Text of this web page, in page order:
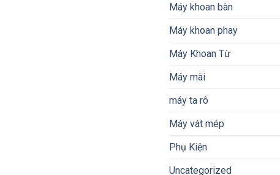
Máy khoan bàn
Máy khoan phay
Máy Khoan Từ
Máy mài
máy ta rô
Máy vát mép
Phụ Kiện
Uncategorized